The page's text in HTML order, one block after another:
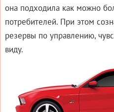
она подходила как можно
потребителей. При этом
резервы по управлению,
виду.